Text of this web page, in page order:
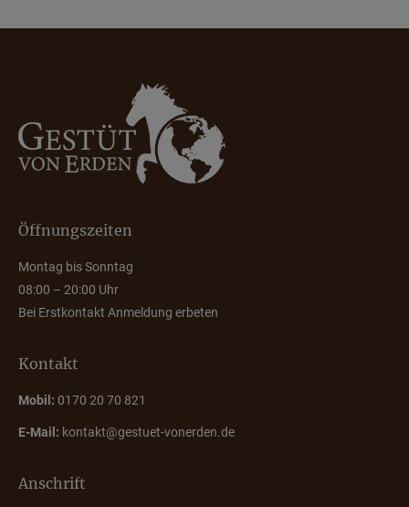
Öffnungszeiten
Montag bis Sonntag
08:00 – 20:00 Uhr
Bei Erstkontakt Anmeldung erbeten
Kontakt
Mobil: 0170 20 70 821
E-Mail: kontakt@gestuet-vonerden.de
Anschrift